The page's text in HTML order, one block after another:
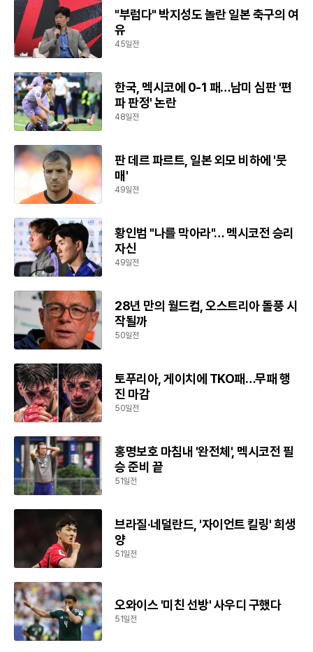
"부럽다" 박지성도 놀란 일본 축구의 여
유
45일전
한국, 멕시코에 0-1 패…남미 심판 '편
파 판정' 논란
48일전
판 데르 파르트, 일본 외모 비하에 '뭇
매'
49일전
황인범 "나를 막아라"… 멕시코전 승리
자신
49일전
28년 만의 월드컵, 오스트리아 돌풍 시
작될까
50일전
토푸리아, 게이치에 TKO패…무패 행
진 마감
50일전
홍명보호 마침내 '완전체', 멕시코전 필
승 준비 끝
51일전
브라질·네덜란드, '자이언트 킬링' 희생
양
51일전
오와이스 '미친 선방' 사우디 구했다
51일전